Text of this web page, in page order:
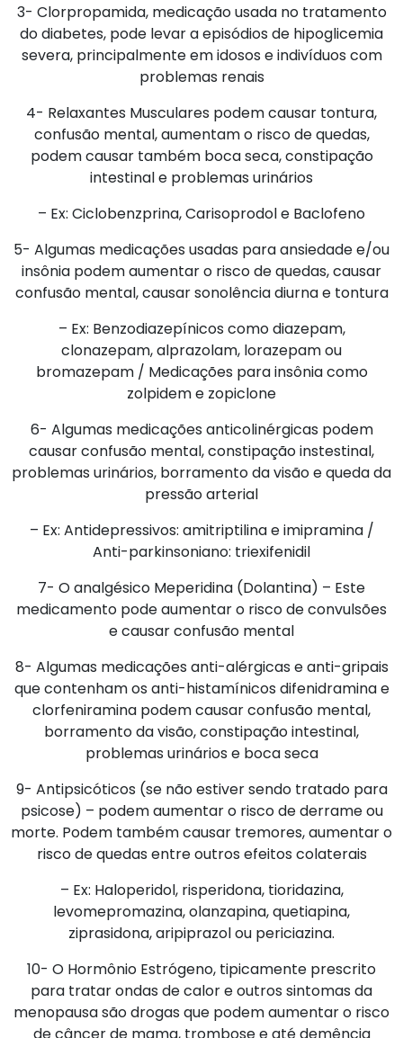
3- Clorpropamida, medicação usada no tratamento
do diabetes, pode levar a episódios de hipoglicemia
severa, principalmente em idosos e indivíduos com
problemas renais
4- Relaxantes Musculares podem causar tontura,
confusão mental, aumentam o risco de quedas,
podem causar também boca seca, constipação
intestinal e problemas urinários
– Ex: Ciclobenzprina, Carisoprodol e Baclofeno
5- Algumas medicações usadas para ansiedade e/ou
insônia podem aumentar o risco de quedas, causar
confusão mental, causar sonolência diurna e tontura
– Ex: Benzodiazepínicos como diazepam,
clonazepam, alprazolam, lorazepam ou
bromazepam / Medicações para insônia como
zolpidem e zopiclone
6- Algumas medicações anticolinérgicas podem
causar confusão mental, constipação instestinal,
problemas urinários, borramento da visão e queda da
pressão arterial
– Ex: Antidepressivos: amitriptilina e imipramina /
Anti-parkinsoniano: triexifenidil
7- O analgésico Meperidina (Dolantina) – Este
medicamento pode aumentar o risco de convulsões
e causar confusão mental
8- Algumas medicações anti-alérgicas e anti-gripais
que contenham os anti-histamínicos difenidramina e
clorfeniramina podem causar confusão mental,
borramento da visão, constipação intestinal,
problemas urinários e boca seca
9- Antipsicóticos (se não estiver sendo tratado para
psicose) – podem aumentar o risco de derrame ou
morte. Podem também causar tremores, aumentar o
risco de quedas entre outros efeitos colaterais
– Ex: Haloperidol, risperidona, tioridazina,
levomepromazina, olanzapina, quetiapina,
ziprasidona, aripiprazol ou periciazina.
10- O Hormônio Estrógeno, tipicamente prescrito
para tratar ondas de calor e outros sintomas da
menopausa são drogas que podem aumentar o risco
de câncer de mama, trombose e até demência